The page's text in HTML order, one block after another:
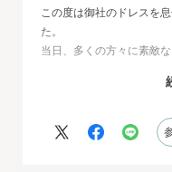
この度は御社のドレスを
た。
当日、多くの方々に素敵
その旨をお伝えさせてい
人生最高の幸せな日に華